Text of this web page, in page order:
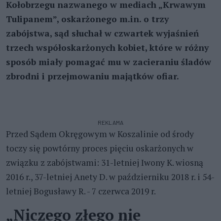
Kołobrzegu nazwanego w mediach „Krwawym
Tulipanem”, oskarżonego m.in. o trzy
zabójstwa, sąd słuchał w czwartek wyjaśnień
trzech współoskarżonych kobiet, które w różny
sposób miały pomagać mu w zacieraniu śladów
zbrodni i przejmowaniu majątków ofiar.
REKLAMA
Przed Sądem Okręgowym w Koszalinie od środy
toczy się powtórny proces pięciu oskarżonych w
związku z zabójstwami: 31-letniej Iwony K. wiosną
2016 r., 37-letniej Anety D. w październiku 2018 r. i 54-
letniej Bogusławy R. - 7 czerwca 2019 r.
„Niczego złego nie